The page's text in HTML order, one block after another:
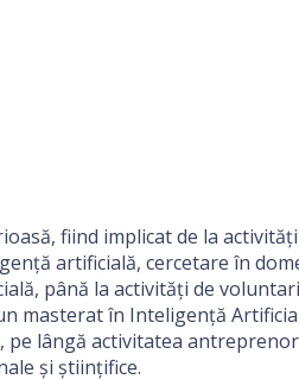
fiind implicat de la
artificială, cercetare în
până la activități de
masterat în Inteligență
pe lângă activitatea
și științifice.